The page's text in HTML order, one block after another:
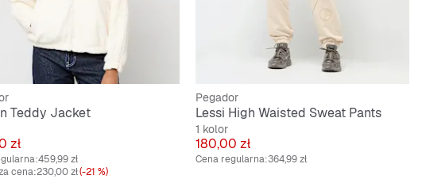
Teddy Jacket
zł
459,99 zł
cena:230,00 zł(-21 %)
Pegador
Lessi High Waisted Sweat Pants
1 kolor
Cena
180,00 zł
Cena regularna:364,99 zł